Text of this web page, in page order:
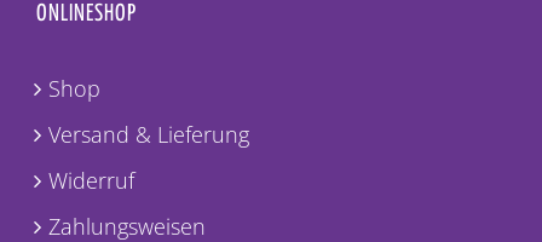
ONLINESHOP
Shop
Versand & Lieferung
Widerruf
Zahlungsweisen